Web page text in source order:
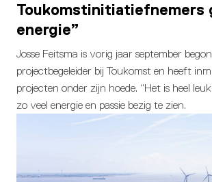
Toukomstinitiatiefnemers
energie”
Josse Feitsma is vorig jaar september
projectbegeleider bij Toukomst en heeft
projecten onder zijn hoede. “Het is heel
zo veel energie en passie bezig te zien.